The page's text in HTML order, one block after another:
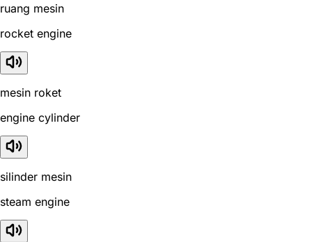
ruang mesin
rocket engine
mesin roket
engine cylinder
silinder mesin
steam engine